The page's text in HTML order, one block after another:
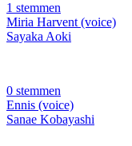
1 stemmen
Miria Harvent (voice)
Sayaka Aoki
0 stemmen
Ennis (voice)
Sanae Kobayashi